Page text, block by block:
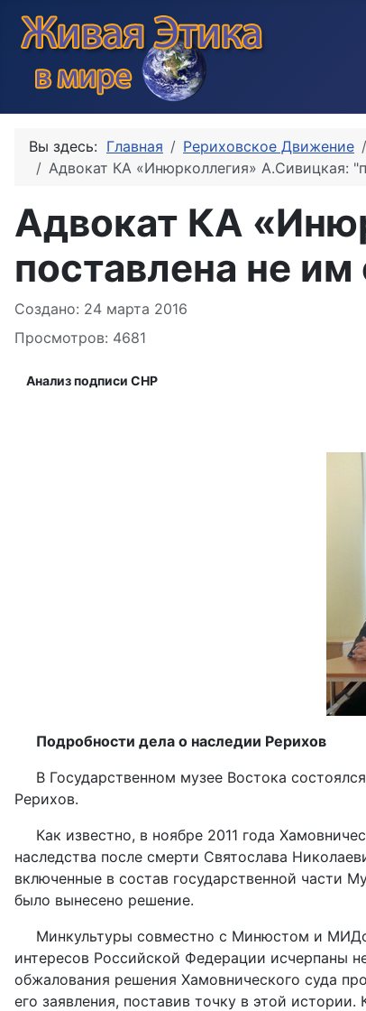
Вы здесь: Главная Рериховское Движение
Адвокат КА «Инюрколлегия» А.Сивицкая:
Адвокат КА
поставлена не
Информация о материале
Создано: 24 марта 2016
Просмотров: 4681
Анализ подписи СНР
Подробности дела о наследии Рерихов
В Государственном музее Востока
Рерихов.
Как известно, в ноябре 2011 года
наследства после смерти Святослава
включенные в состав государственной части
было вынесено решение.
Минкультуры совместно с Минюстом и
интересов Российской Федерации исчерпаны
обжалования решения Хамовнического суда
его заявления, поставив точку в этой